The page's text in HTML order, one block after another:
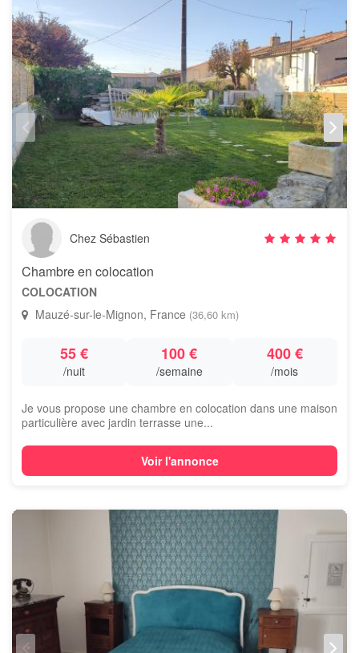
Chez Sébastien
Chambre en colocation
COLOCATION
Mauzé-sur-le-Mignon, France (36,60 km)
55 €
/nuit
100 €
/semaine
400 €
/mois
Je vous propose une chambre en colocation dans une maison
particulière avec jardin terrasse une...
Voir l'annonce